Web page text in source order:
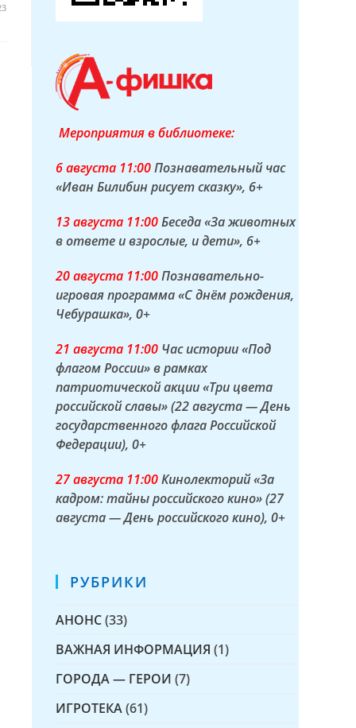
Мероприятия в библиотеке:
6 августа 11:00Познавательный час
«Иван Билибин рисует сказку», 6+
13 августа 11:00Беседа «За животных
в ответе и взрослые, и дети», 6+
20 августа 11:00Познавательно-
игровая программа «С днём рождения,
Чебурашка», 0+
21 августа 11:00 Час истории «Под
флагом России» в рамках
патриотической акции «Три цвета
российской славы» (22 августа — День
государственного флага Российской
Федерации), 0+
27 августа 11:00Кинолекторий «За
кадром: тайны российского кино» (27
августа — День российского кино), 0+
РУБРИКИ
АНОНС(33)
ВАЖНАЯ ИНФОРМАЦИЯ (1)
ГОРОДА — ГЕРОИ (7)
ИГРОТЕКА(61)